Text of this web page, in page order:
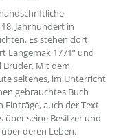
Jahrhundert in
Es stehen dort
Langemak 1771“ und
Brüder. Mit dem
seltenes, im Unterricht
gebrauchtes Buch
auch der Text
über seine Besitzer und
deren Leben.